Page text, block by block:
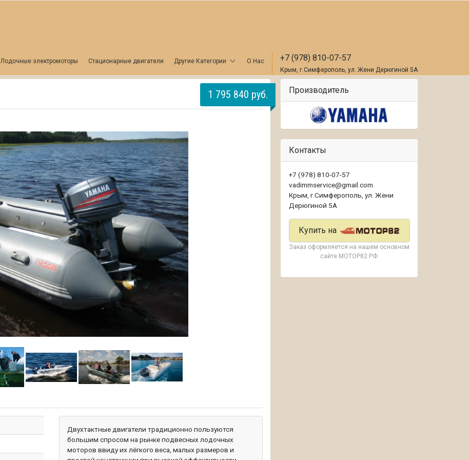
Лодочные электромоторы Стационарные двигатели Другие Категории О Нас +7 (978) 810-07-57
Крым, г.Симферополь, ул. Жени Дерюгиной 5А
1 795 840 руб.
Двухтактные двигатели традиционно пользуются
большим спросом на рынке подвесных лодочных
моторов ввиду их лёгкого веса, малых размеров и
Производитель
Контакты
+7 (978) 810-07-57
vadimmservice@gmail.com
Крым, г.Симферополь, ул. Жени
Дерюгиной 5А
Купить на
Заказ оформляется на нашем основном
сайте МОТОР82.РФ